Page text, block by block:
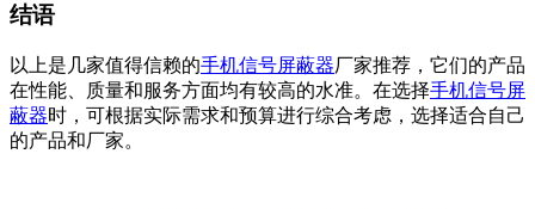
结语
以上是几家值得信赖的手机信号屏蔽器厂家推荐，它们的产品
在性能、质量和服务方面均有较高的水准。在选择手机信号屏
蔽器时，可根据实际需求和预算进行综合考虑，选择适合自己
的产品和厂家。